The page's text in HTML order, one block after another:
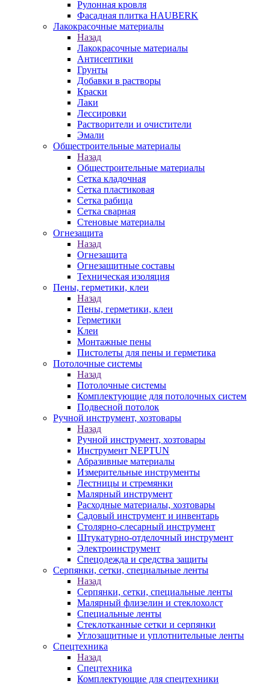
Рулонная кровля
Фасадная плитка HAUBERK
Лакокрасочные материалы
Назад
Лакокрасочные материалы
Антисептики
Грунты
Добавки в растворы
Краски
Лаки
Лессировки
Растворители и очистители
Эмали
Общестроительные материалы
Назад
Общестроительные материалы
Сетка кладочная
Сетка пластиковая
Сетка рабица
Сетка сварная
Стеновые материалы
Огнезащита
Назад
Огнезащита
Огнезащитные составы
Техническая изоляция
Пены, герметики, клеи
Назад
Пены, герметики, клеи
Герметики
Клеи
Монтажные пены
Пистолеты для пены и герметика
Потолочные системы
Назад
Потолочные системы
Комплектующие для потолочных систем
Подвесной потолок
Ручной инструмент, хозтовары
Назад
Ручной инструмент, хозтовары
Инструмент NEPTUN
Абразивные материалы
Измерительные инструменты
Лестницы и стремянки
Малярный инструмент
Расходные материалы, хозтовары
Садовый инструмент и инвентарь
Столярно-слесарный инструмент
Штукатурно-отделочный инструмент
Электроинструмент
Спецодежда и средства защиты
Серпянки, сетки, специальные ленты
Назад
Серпянки, сетки, специальные ленты
Малярный флизелин и стеклохолст
Специальные ленты
Стеклотканные сетки и серпянки
Углозащитные и уплотнительные ленты
Спецтехника
Назад
Спецтехника
Комплектующие для спецтехники